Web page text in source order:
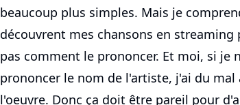
beaucoup plus simples. Mais je
découvrent mes chansons en streaming
pas comment le prononcer. Et moi, si je
prononcer le nom de l'artiste, j'ai du mal
l'oeuvre. Donc ça doit être pareil pour